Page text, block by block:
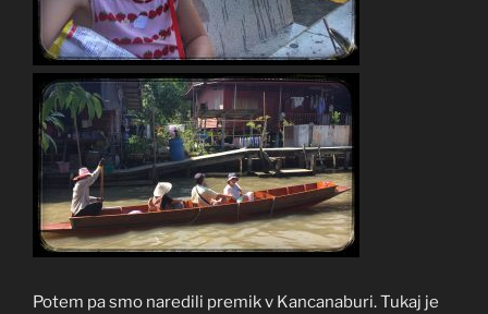
Potem pa smo naredili premik v Kancanaburi. Tukaj je